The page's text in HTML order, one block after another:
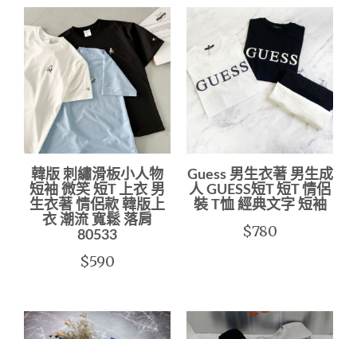
韓版 刺繡滑板小人物
短袖 微笑 短T 上衣 男
生衣著 情侶款 韓版上
衣 潮流 寬鬆 落肩
80533
$590
Guess 男生衣著 男生成
人 GUESS短T 短T 情侶
裝 T恤 經典文字 短袖
$780